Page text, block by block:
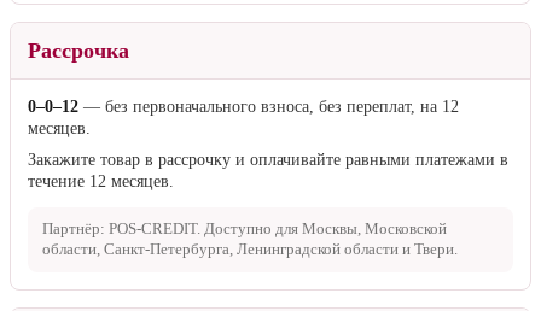
Рассрочка
0–0–12 — без первоначального взноса, без переплат, на 12
месяцев.
Закажите товар в рассрочку и оплачивайте равными платежами в
течение 12 месяцев.
Партнёр: POS-CREDIT. Доступно для Москвы, Московской
области, Санкт-Петербурга, Ленинградской области и Твери.